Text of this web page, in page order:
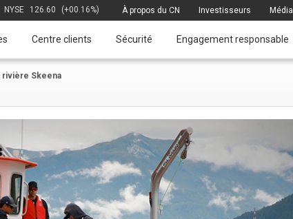
À propos du CN Investisseurs Média
NYSE 126.60 (+00.16%)
Centre clients Sécurité Engagement responsable
rivière Skeena